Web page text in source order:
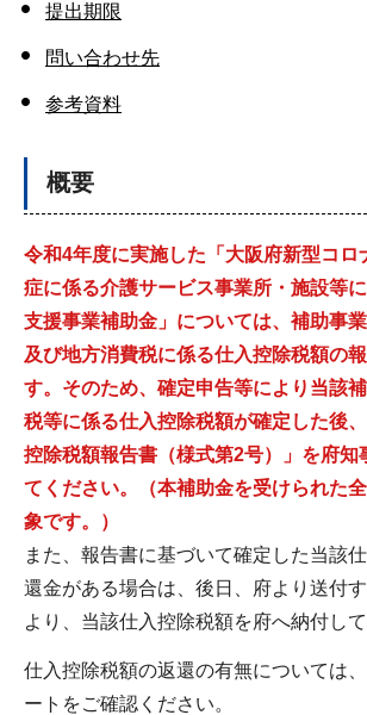
提出期限
問い合わせ先
参考資料
概要
令和4年度に実施した「大阪府新型コロ
症に係る介護サービス事業所・施設等
支援事業補助金」については、補助事業
及び地方消費税に係る仕入控除税額の
す。そのため、確定申告等により当該
税等に係る仕入控除税額が確定した後
控除税額報告書（様式第2号）」を府知
てください。（本補助金を受けられた
象です。）
また、報告書に基づいて確定した当該
還金がある場合は、後日、府より送付
より、当該仕入控除税額を府へ納付して
仕入控除税額の返還の有無については
ートをご確認ください。